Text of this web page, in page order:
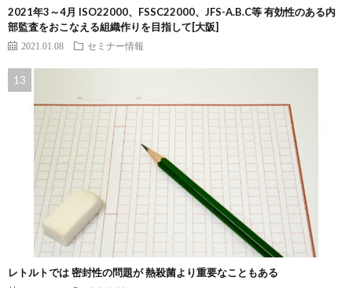
2021年3～4月 ISO22000、FSSC22000、JFS-A.B.C等 有効性のある内
部監査をおこなえる組織作りを目指して[大阪]
2021.01.08 セミナー情報
レトルトでは 密封性の問題が 熱殺菌より重要なこともある